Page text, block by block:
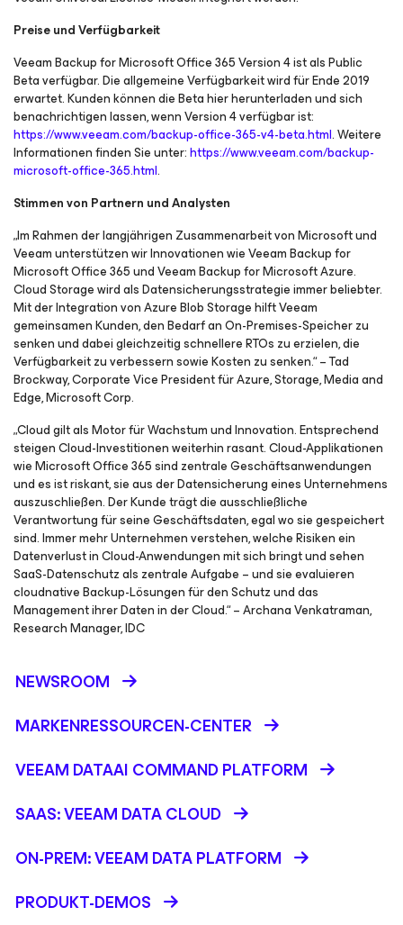
Preise und Verfügbarkeit
Veeam Backup for Microsoft Office 365 Version 4 ist als Public
Beta verfügbar. Die allgemeine Verfügbarkeit wird für Ende 2019
erwartet. Kunden können die Beta hier herunterladen und sich
benachrichtigen lassen, wenn Version 4 verfügbar ist:
https://www.veeam.com/backup-office-365-v4-beta.html. Weitere
Informationen finden Sie unter:https://www.veeam.com/backup-
microsoft-office-365.html.
Stimmen von Partnern und Analysten
„Im Rahmen der langjährigen Zusammenarbeit von Microsoft und
Veeam unterstützen wir Innovationen wie Veeam Backup for
Microsoft Office 365 und Veeam Backup for Microsoft Azure.
Cloud Storage wird als Datensicherungsstrategie immer beliebter.
Mit der Integration von Azure Blob Storage hilft Veeam
gemeinsamen Kunden, den Bedarf an On-Premises-Speicher zu
senken und dabei gleichzeitig schnellere RTOs zu erzielen, die
Verfügbarkeit zu verbessern sowie Kosten zu senken.“ – Tad
Brockway, Corporate Vice President für Azure, Storage, Media and
Edge, Microsoft Corp.
„Cloud gilt als Motor für Wachstum und Innovation. Entsprechend
steigen Cloud-Investitionen weiterhin rasant. Cloud-Applikationen
wie Microsoft Office 365 sind zentrale Geschäftsanwendungen
und es ist riskant, sie aus der Datensicherung eines Unternehmens
auszuschließen. Der Kunde trägt die ausschließliche
Verantwortung für seine Geschäftsdaten, egal wo sie gespeichert
sind. Immer mehr Unternehmen verstehen, welche Risiken ein
Datenverlust in Cloud-Anwendungen mit sich bringt und sehen
SaaS-Datenschutz als zentrale Aufgabe – und sie evaluieren
cloudnative Backup-Lösungen für den Schutz und das
Management ihrer Daten in der Cloud.“ – Archana Venkatraman,
Research Manager, IDC
NEWSROOM
MARKENRESSOURCEN-CENTER
VEEAM DATAAI COMMAND PLATFORM
SAAS: VEEAM DATA CLOUD
ON-PREM: VEEAM DATA PLATFORM
PRODUKT-DEMOS